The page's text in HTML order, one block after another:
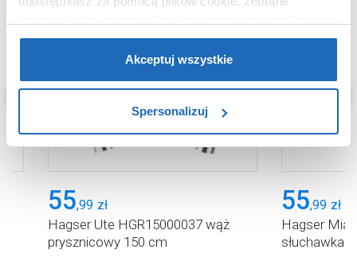
partnerzy reklamowi.Jeśli chcesz, włącz „Tylko
wymagane pliki cookie”.Pamiętaj jednak, że
zablokowane niektóre pliki cookie mogą mieć wpływ na
Aby uzyskać więcej informacji na temat plików plików
cookie, kliknij „Ustawienia plików cookie”.Jeśli chcesz
uzyskać więcej informacji na temat plików cookie i tego,
dlaczego ich przepisy, przejdź do zakładu „Informacje o
plikach cookie”.
Akceptuj wszystkie
Spersonalizuj
55,99 zł
Hagser Ute HGR15000037 wąż
prysznicowy 150 cm
55,99 zł
Hagser Mia
słuchawka